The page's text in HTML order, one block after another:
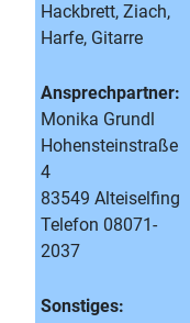
Hackbrett, Ziach,
Harfe, Gitarre
Ansprechpartner:
Monika Grundl
Hohensteinstraße
4
83549 Alteiselfing
Telefon 08071-
2037
Sonstiges: